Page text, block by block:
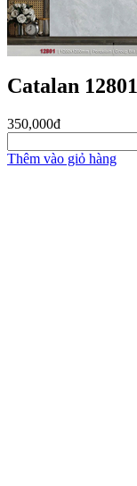
Catalan 12801
350,000đ
Thêm vào giỏ hàng